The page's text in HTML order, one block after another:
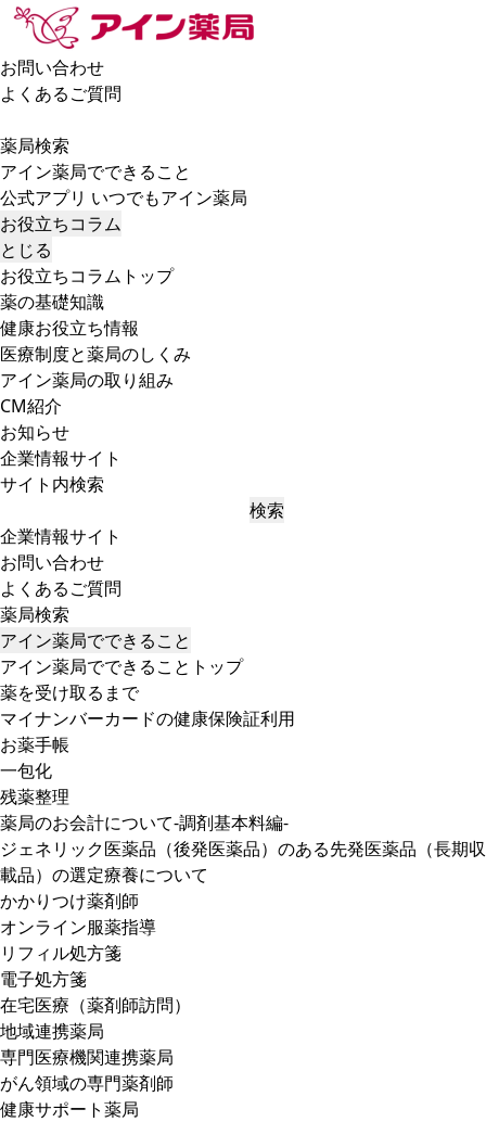
お問い合わせ
よくあるご質問
薬局検索
アイン薬局でできること
公式アプリ いつでもアイン薬局
お役立ちコラム
とじる
お役立ちコラムトップ
薬の基礎知識
健康お役立ち情報
医療制度と薬局のしくみ
アイン薬局の取り組み
CM紹介
お知らせ
企業情報サイト
サイト内検索
検索
企業情報サイト
お問い合わせ
よくあるご質問
薬局検索
アイン薬局でできること
アイン薬局でできることトップ
薬を受け取るまで
マイナンバーカードの健康保険証利用
お薬手帳
一包化
残薬整理
薬局のお会計について-調剤基本料編-
ジェネリック医薬品（後発医薬品）のある先発医薬品（長期収
載品）の選定療養について
かかりつけ薬剤師
オンライン服薬指導
リフィル処方箋
電子処方箋
在宅医療（薬剤師訪問）
地域連携薬局
専門医療機関連携薬局
がん領域の専門薬剤師
健康サポート薬局